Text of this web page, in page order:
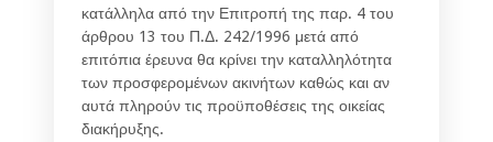
κατάλληλα από την Επιτροπή της παρ. 4 του
άρθρου 13 του Π.Δ. 242/1996 μετά από
επιτόπια έρευνα θα κρίνει την καταλληλότητα
των προσφερομένων ακινήτων καθώς και αν
αυτά πληρούν τις προϋποθέσεις της οικείας
διακήρυξης.